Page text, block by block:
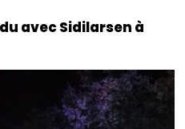
avec Sidilarsen à